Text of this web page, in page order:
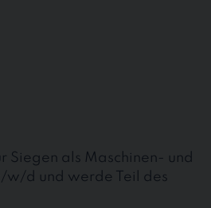
Siegen als Maschinen- und
w/d und werde Teil des